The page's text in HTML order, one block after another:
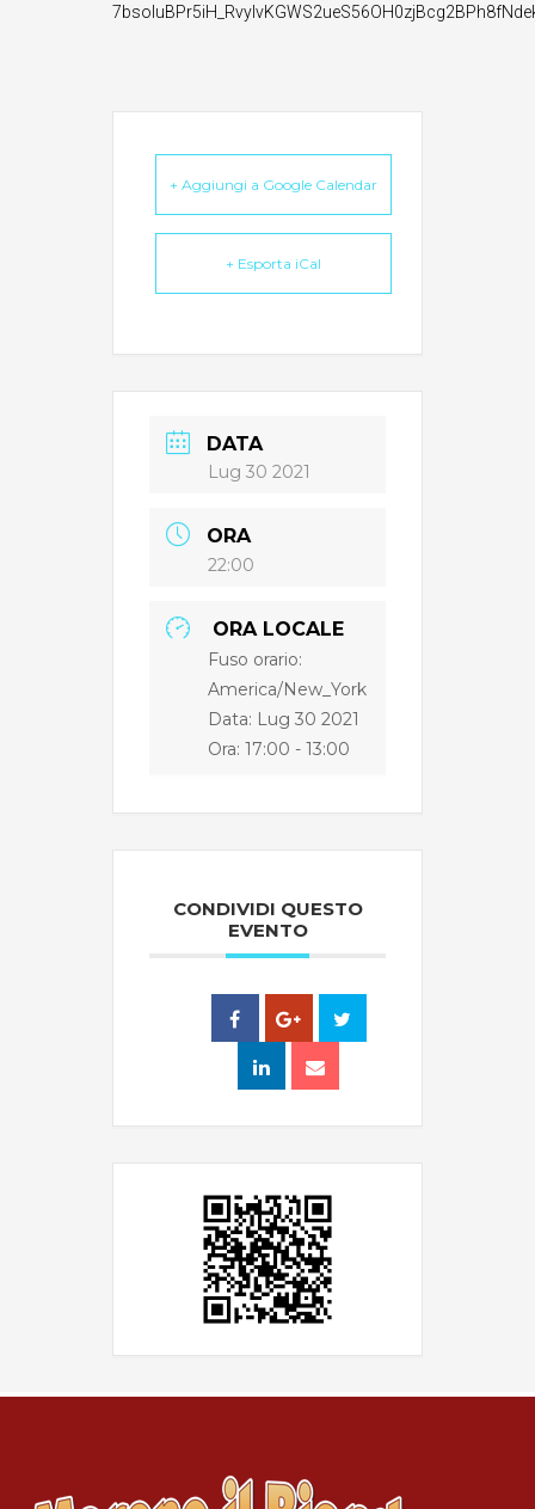
+ Aggiungi a Google Calendar
+ Esporta iCal
DATA
Lug 30 2021
ORA
22:00
ORA LOCALE
Fuso orario:
America/New_York
Data: Lug 30 2021
Ora: 17:00 - 13:00
CONDIVIDI QUESTO
EVENTO